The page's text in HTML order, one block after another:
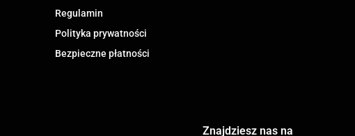
Regulamin
Polityka prywatności
Bezpieczne płatności
Znajdziesz nas na